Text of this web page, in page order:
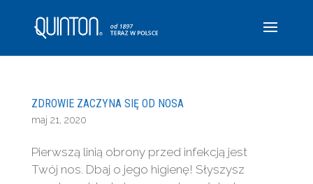
ZDROWIE ZACZYNA SIĘ OD NOSA
maj 21, 2020
Pierwszą linią obrony przed infekcją jest
Twój nos. Dbaj o jego higienę! Słyszysz